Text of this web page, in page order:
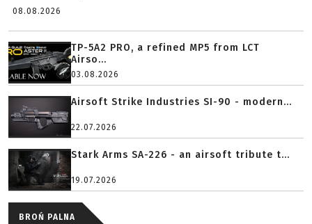
08.08.2026
TP-5A2 PRO, a refined MP5 from LCT
Airso...
03.08.2026
Airsoft Strike Industries SI-90 - modern...
22.07.2026
Stark Arms SA-226 - an airsoft tribute t...
19.07.2026
BROŃ PALNA